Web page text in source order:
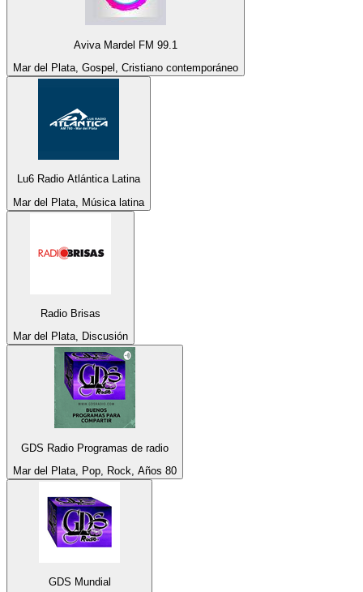
Aviva Mardel FM 99.1
Mar del Plata, Gospel, Cristiano contemporáneo
Lu6 Radio Atlántica Latina
Mar del Plata, Música latina
Radio Brisas
Mar del Plata, Discusión
GDS Radio Programas de radio
Mar del Plata, Pop, Rock, Años 80
GDS Mundial